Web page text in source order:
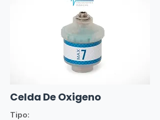
Celda De Oxigeno
Tipo: